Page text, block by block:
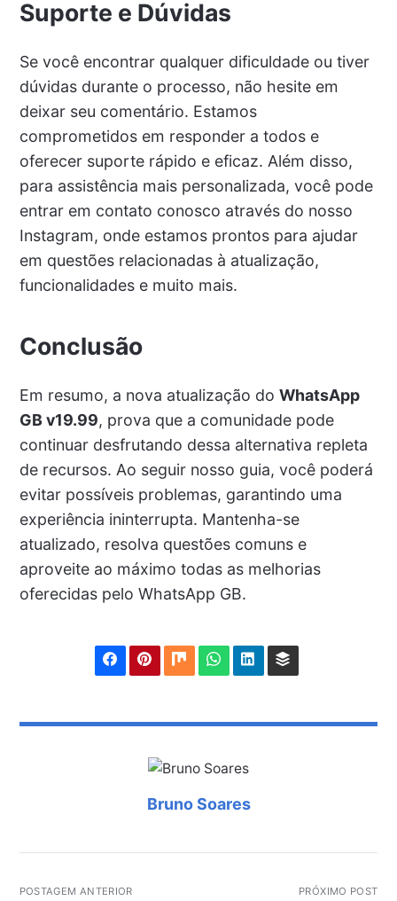
Suporte e Dúvidas
Se você encontrar qualquer dificuldade ou tiver
dúvidas durante o processo, não hesite em
deixar seu comentário. Estamos
comprometidos em responder a todos e
oferecer suporte rápido e eficaz. Além disso,
para assistência mais personalizada, você pode
entrar em contato conosco através do nosso
Instagram, onde estamos prontos para ajudar
em questões relacionadas à atualização,
funcionalidades e muito mais.
Conclusão
Em resumo, a nova atualização do WhatsApp
GB v19.99, prova que a comunidade pode
continuar desfrutando dessa alternativa repleta
de recursos. Ao seguir nosso guia, você poderá
evitar possíveis problemas, garantindo uma
experiência ininterrupta. Mantenha-se
atualizado, resolva questões comuns e
aproveite ao máximo todas as melhorias
oferecidas pelo WhatsApp GB.
Bruno Soares
POSTAGEM ANTERIOR PRÓXIMO POST